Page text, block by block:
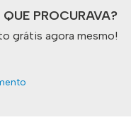
PROCURAVA?
grátis agora mesmo!